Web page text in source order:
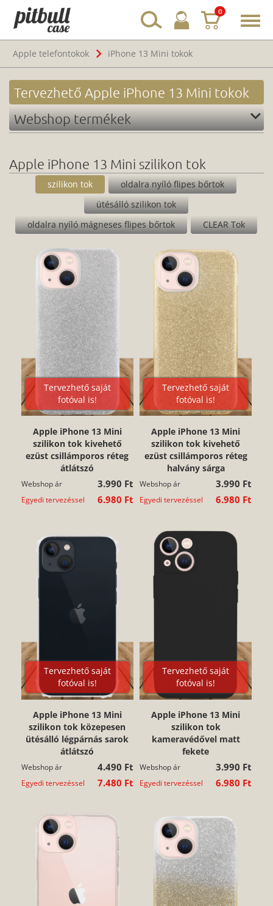
0
Apple telefontokok
iPhone 13 Mini tokok
Tervezhető Apple iPhone 13 Mini tokok
Webshop termékek
Apple iPhone 13 Mini szilikon tok
szilikon tok
oldalra nyíló flipes bőrtok
ütésálló szilikon tok
oldalra nyíló mágneses flipes bőrtok
CLEAR Tok
Tervezhető saját
fotóval is!
Apple iPhone 13 Mini
szilikon tok kivehető
ezüst csillámporos réteg
átlátszó
Webshop ár 3.990 Ft
Egyedi tervezéssel 6.980 Ft
Tervezhető saját
fotóval is!
Apple iPhone 13 Mini
szilikon tok kivehető
ezüst csillámporos réteg
halvány sárga
Webshop ár 3.990 Ft
Egyedi tervezéssel 6.980 Ft
Tervezhető saját
fotóval is!
Apple iPhone 13 Mini
szilikon tok közepesen
ütésálló légpárnás sarok
átlátszó
Webshop ár 4.490 Ft
Egyedi tervezéssel 7.480 Ft
Tervezhető saját
fotóval is!
Apple iPhone 13 Mini
szilikon tok
kameravédővel matt
fekete
Webshop ár 3.990 Ft
Egyedi tervezéssel 6.980 Ft